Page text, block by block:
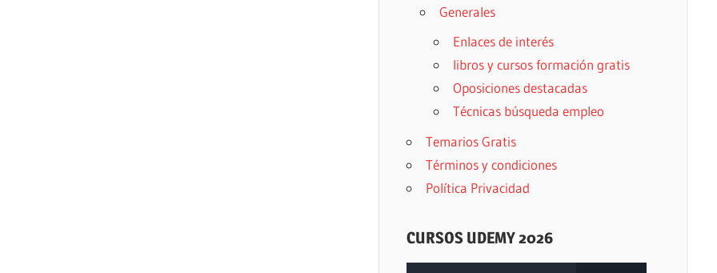
Generales
Enlaces de interés
libros y cursos formación gratis
Oposiciones destacadas
Técnicas búsqueda empleo
Temarios Gratis
Términos y condiciones
Política Privacidad
CURSOS UDEMY 2026